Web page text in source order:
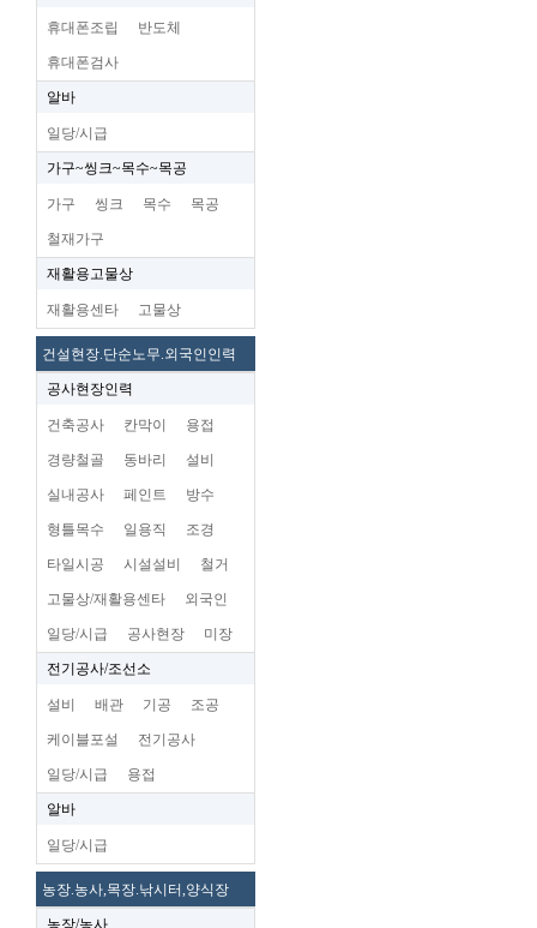
휴대폰조립 반도체
휴대폰검사
알바
일당/시급
가구~씽크~목수~목공
가구 씽크 목수 목공
철재가구
재활용고물상
재활용센타 고물상
건설현장.단순노무.외국인인력
공사현장인력
건축공사 칸막이 용접
경량철골 동바리 설비
실내공사 페인트 방수
형틀목수 일용직 조경
타일시공 시설설비 철거
고물상/재활용센타 외국인
일당/시급 공사현장 미장
전기공사/조선소
설비 배관 기공 조공
케이블포설 전기공사
일당/시급 용접
알바
일당/시급
농장.농사,목장.낚시터,양식장
농장/농사